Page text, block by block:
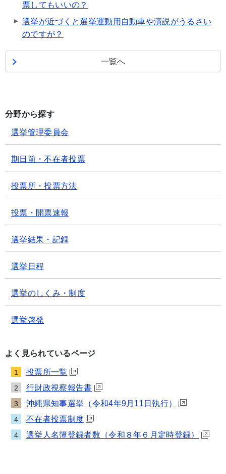
票してもいいの？
選挙が近づくと選挙運動用自動車や演説がうるさい
のですが？
一覧へ
分野から探す
選挙管理委員会
期日前・不在者投票
投票所・投票方法
投票・開票速報
選挙結果・記録
選挙日程
選挙のしくみ・制度
選挙啓発
よく見られているページ
1 投票所一覧
2 行財政視察報告書
3 沖縄県知事選挙（令和4年9月11日執行）
4 不在者投票制度
4 選挙人名簿登録者数（令和８年６月定時登録）